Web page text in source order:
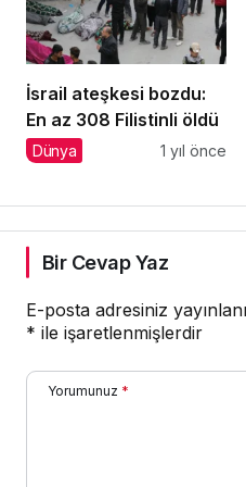
İsrail ateşkesi bozdu:
En az 308 Filistinli öldü
Dünya 1 yıl önce
Bir Cevap Yaz
E-posta adresiniz
* ile işaretlenmişlerdir
Yorumunuz *